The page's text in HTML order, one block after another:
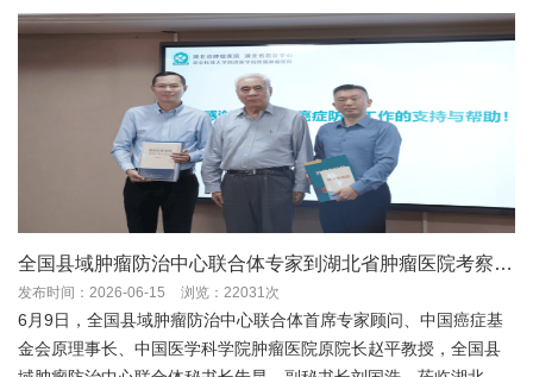
全国县域肿瘤防治中心联合体专家到湖北省肿瘤医院考察交
流
发布时间：2026-06-15 浏览：22031次
6月9日，全国县域肿瘤防治中心联合体首席专家顾问、中国癌症基
金会原理事长、中国医学科学院肿瘤医院原院长赵平教授，全国县